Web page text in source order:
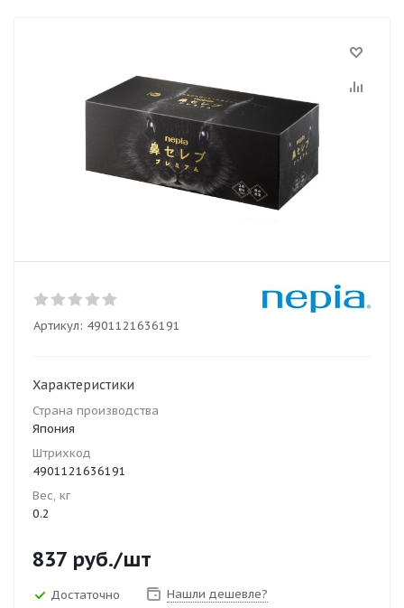
Артикул: 4901121636191
Характеристики
Страна производства
Япония
Штрихкод
4901121636191
Вес, кг
0.2
837 руб./шт
Достаточно Нашли дешевле?